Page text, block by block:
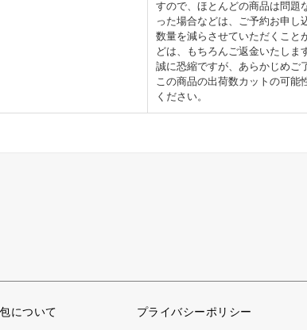
すので、ほとんどの商品は問題
った場合などは、ご予約お申し
数量を減らさせていただくこと
どは、もちろんご返金いたしま
誠に恐縮ですが、あらかじめご
この商品の出荷数カットの可能
ください。
について プライバシーポリシー